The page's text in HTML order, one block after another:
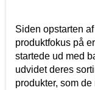
Siden opstarten
produktfokus på
startede ud med
udvidet deres
produkter, som